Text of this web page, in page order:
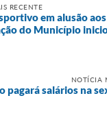
RECENTE
em alusão
do Município
NOTÍCIA
pagará salários na